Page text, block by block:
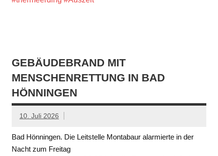
GEBÄUDEBRAND MIT
MENSCHENRETTUNG IN BAD
HÖNNINGEN
10. Juli 2026
Bad Hönningen. Die Leitstelle Montabaur alarmierte in der
Nacht zum Freitag